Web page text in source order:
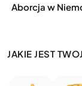
Aborcja w
JAKIE JEST